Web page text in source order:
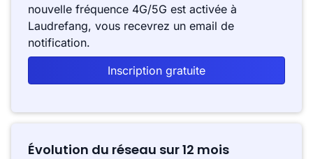
nouvelle fréquence 4G/5G est activée à
Laudrefang, vous recevrez un email de
notification.
Inscription gratuite
Évolution du réseau sur 12 mois